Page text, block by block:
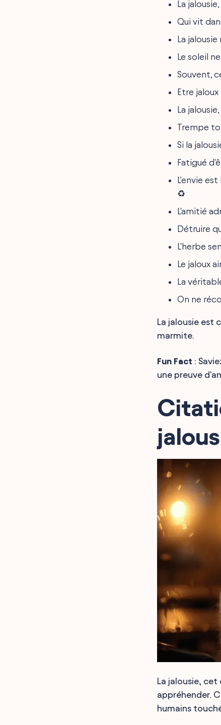
La
Qui vit
La jalousie
Le soleil
Souvent,
Etre
La
Trempe
Si la
Fatigué
L'envie
♻️
L'amitié
Détruire
L'herbe
Le jaloux
La
On ne
La jalousie est
marmite.
Fun Fact :
une preuve
La jalousie,
appréhender.
humains